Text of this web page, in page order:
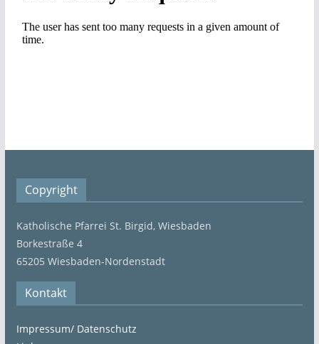
Copyright
Katholische Pfarrei St. Birgid, Wiesbaden
Borkestraße 4
65205 Wiesbaden-Nordenstadt
Kontakt
Impressum/ Datenschutz